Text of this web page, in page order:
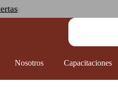
Nosotros Capacitaciones